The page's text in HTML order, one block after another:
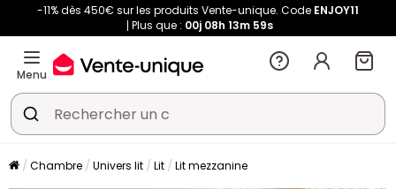
-11% dès 450€ sur les produits Vente-unique. Code ENJOY11
Plus que : 00j 08h 13m 59s
Menu
Chambre Univers lit Lit Lit mezzanine